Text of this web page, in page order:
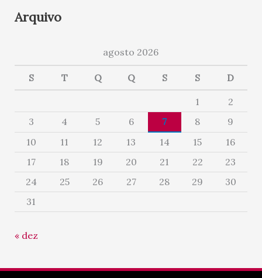
Arquivo
agosto 2026
S T Q Q S S D
1
2
3
4 5 6 7 8
9
10
11 12 13 14 15
16
17
18 19 20 21 22
23
24
25 26 27 28 29
30
31
« dez